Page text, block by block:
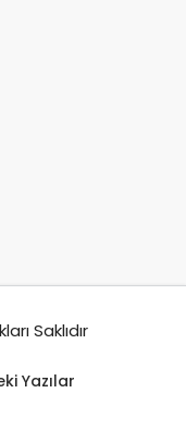
Saklıdır
Yazılar